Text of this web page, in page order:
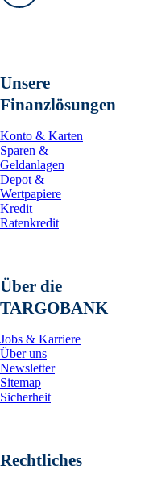
Vorwärts
Unsere
Finanzlösungen
Konto & Karten
Sparen &
Geldanlagen
Depot &
Wertpapiere
Kredit
Ratenkredit
Über die
TARGOBANK
Jobs & Karriere
Über uns
Newsletter
Sitemap
Sicherheit
Rechtliches